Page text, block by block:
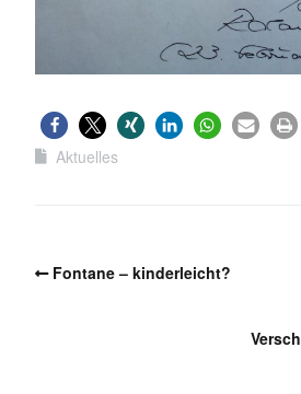
Aktuelles
Fontane – kinderleicht?